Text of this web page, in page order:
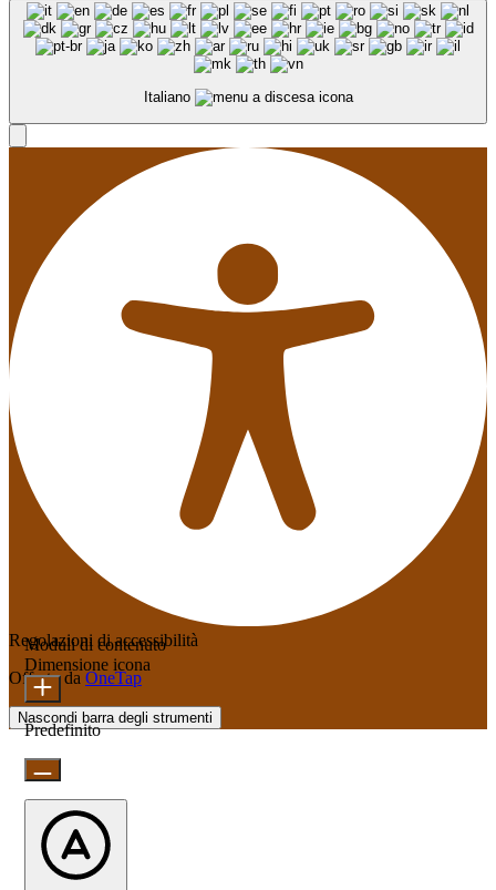
Italiano
Regolazioni di accessibilità
Offerto da OneTap
Nascondi barra degli strumenti
Moduli di contenuto
Dimensione icona
Predefinito